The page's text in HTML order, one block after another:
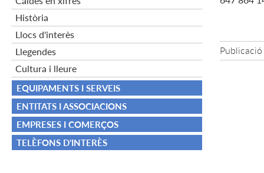
Història
Llocs d'interès
Llegendes
Cultura i lleure
EQUIPAMENTS I SERVEIS
ENTITATS I ASSOCIACIONS
EMPRESES I COMERÇOS
TELÈFONS D'INTERÈS
Publicació